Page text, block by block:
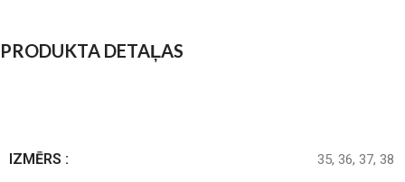
PRODUKTA DETAĻAS
IZMĒRS : 35, 36, 37, 38